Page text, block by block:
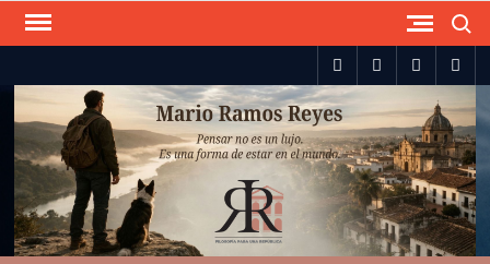
Skip
spotifytwitterfacebook